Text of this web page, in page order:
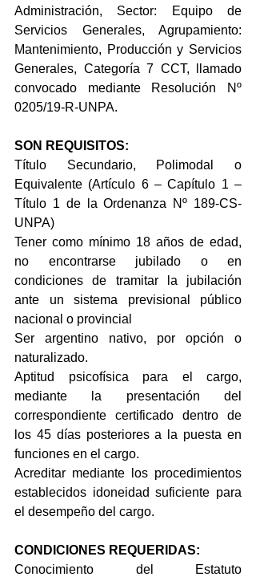
Administración, Sector: Equipo de
Servicios Generales, Agrupamiento:
Mantenimiento, Producción y Servicios
Generales, Categoría 7 CCT, llamado
convocado mediante Resolución Nº
0205/19-R-UNPA.
SON REQUISITOS:
Título Secundario, Polimodal o
Equivalente (Artículo 6 – Capítulo 1 –
Título 1 de la Ordenanza Nº 189-CS-
UNPA)
Tener como mínimo 18 años de edad,
no encontrarse jubilado o en
condiciones de tramitar la jubilación
ante un sistema previsional público
nacional o provincial
Ser argentino nativo, por opción o
naturalizado.
Aptitud psicofísica para el cargo,
mediante la presentación del
correspondiente certificado dentro de
los 45 días posteriores a la puesta en
funciones en el cargo.
Acreditar mediante los procedimientos
establecidos idoneidad suficiente para
el desempeño del cargo.
CONDICIONES REQUERIDAS:
Conocimiento del Estatuto